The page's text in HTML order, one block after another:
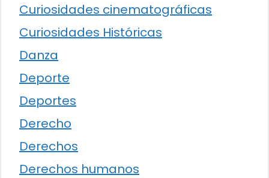
Curiosidades cinematográficas
Curiosidades Históricas
Danza
Deporte
Deportes
Derecho
Derechos
Derechos humanos